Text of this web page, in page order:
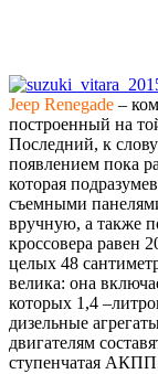
Jeep Renegade –
построенный на
Последний, к
появлением пока
которая
съемными
вручную, а также
кроссовера равен
целых 48
велика: она
которых 1,4
дизельные
двигателям
ступенчатая